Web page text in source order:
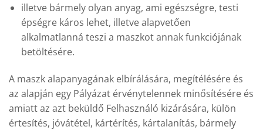
illetve bármely olyan anyag, ami egészségre, testi
épségre káros lehet, illetve alapvetően
alkalmatlanná teszi a maszkot annak funkciójának
betöltésére.
A maszk alapanyagának elbírálására, megítélésére és
az alapján egy Pályázat érvénytelennek minősítésére és
amiatt az azt beküldő Felhasználó kizárására, külön
értesítés, jóvátétel, kártérítés, kártalanítás, bármely